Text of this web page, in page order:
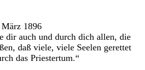
1896
dir auch und durch dich allen, die
daß viele, viele Seelen gerettet
das Priestertum.“